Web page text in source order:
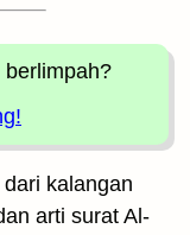
berlimpah?
kalangan
arti surat Al-